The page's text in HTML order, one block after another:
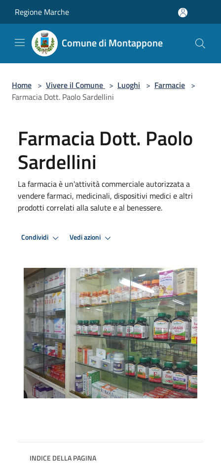
Regione Marche
Comune di Montappone
Home > Vivere il Comune > Luoghi > Farmacie >
Farmacia Dott. Paolo Sardellini
Farmacia Dott. Paolo
Sardellini
La farmacia è un'attività commerciale autorizzata a
vendere farmaci, medicinali, dispositivi medici e altri
prodotti correlati alla salute e al benessere.
Condividi Vedi azioni
INDICE DELLA PAGINA